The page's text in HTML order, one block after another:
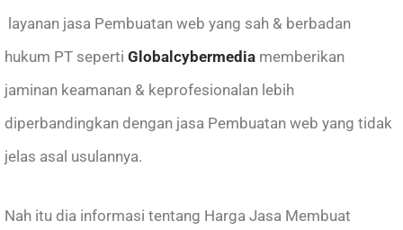
layanan jasa Pembuatan web yang sah & berbadan
hukum PT seperti Globalcybermedia memberikan
jaminan keamanan & keprofesionalan lebih
diperbandingkan dengan jasa Pembuatan web yang tidak
jelas asal usulannya.
Nah itu dia informasi tentang Harga Jasa Membuat